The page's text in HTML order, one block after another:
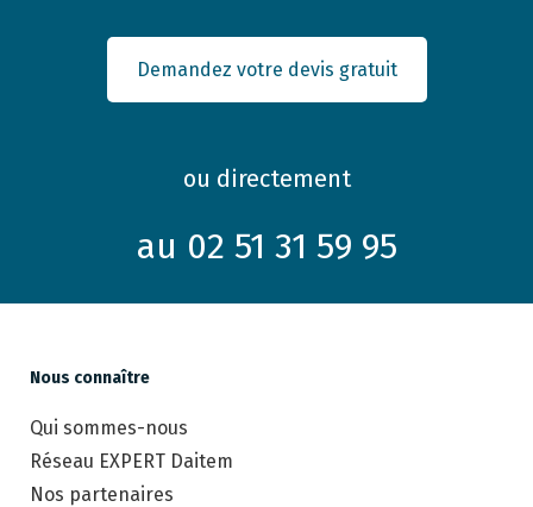
Demandez votre devis gratuit
ou directement
au 02 51 31 59 95
Nous connaître
Qui sommes-nous
Réseau EXPERT Daitem
Nos partenaires